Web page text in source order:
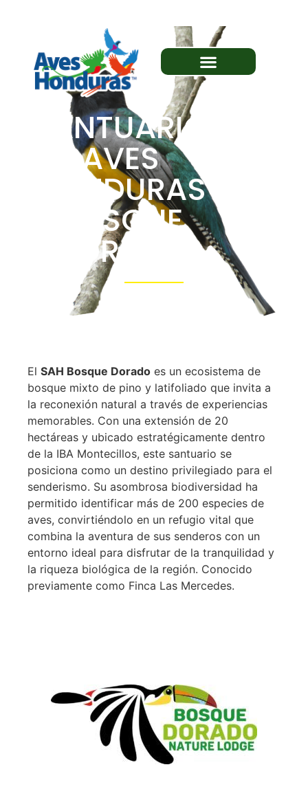
SANTUARIO
AVES
HONDURAS
BOSQUE
DORADO
El SAH Bosque Dorado es un ecosistema de
bosque mixto de pino y latifoliado que invita a
la reconexión natural a través de experiencias
memorables. Con una extensión de 20
hectáreas y ubicado estratégicamente dentro
de la IBA Montecillos, este santuario se
posiciona como un destino privilegiado para el
senderismo. Su asombrosa biodiversidad ha
permitido identificar más de 200 especies de
aves, convirtiéndolo en un refugio vital que
combina la aventura de sus senderos con un
entorno ideal para disfrutar de la tranquilidad y
la riqueza biológica de la región. Conocido
previamente como Finca Las Mercedes.